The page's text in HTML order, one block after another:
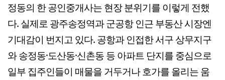
정동의 한 공인중개사는 현장 분위기를 이렇게 전했
다. 실제로광주송정역과 군공항 인근 부동산 시장엔
기대감이 번지고 있다. 공항과 인접한 서구 상무지구
와 송정동·도산동·신촌동 등 아파트 단지를 중심으로
일부 집주인들이 매물을 거두거나 호가를 올리는 움